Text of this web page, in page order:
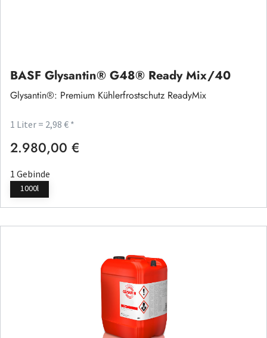
BASF Glysantin® G48® Ready Mix/40
Glysantin®: Premium Kühlerfrostschutz ReadyMix
1 Liter = 2,98 € *
Regulärer Preis:
2.980,00 €
1 Gebinde
1000l